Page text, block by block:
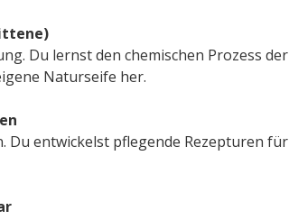
Du lernst den chemischen Prozess der
Naturseife her.
Du entwickelst pflegende Rezepturen für